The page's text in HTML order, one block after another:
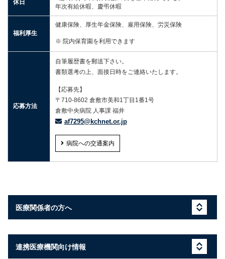
休日
年次有給休暇、慶弔休暇
福利厚生
健康保険、厚生年金保険、雇用保険、労災保険
※ 院内保育園を利用できます
応募方法
自筆履歴書を郵送下さい。
書類選考の上、面接日時をご連絡いたします。
【応募先】
〒710-8602 倉敷市美和1丁目1番1号
倉敷中央病院 人事課 福井
af7295@kchnet.or.jp
病院への交通案内
医療関係者の方へ
連携医療機関向け情報